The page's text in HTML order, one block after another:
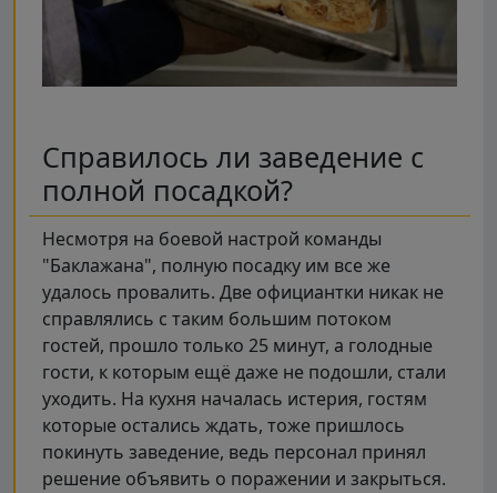
Справилось ли заведение с
полной посадкой?
Несмотря на боевой настрой команды
"Баклажана", полную посадку им все же
удалось провалить. Две официантки никак не
справлялись с таким большим потоком
гостей, прошло только 25 минут, а голодные
гости, к которым ещё даже не подошли, стали
уходить. На кухня началась истерия, гостям
которые остались ждать, тоже пришлось
покинуть заведение, ведь персонал принял
решение объявить о поражении и закрыться.